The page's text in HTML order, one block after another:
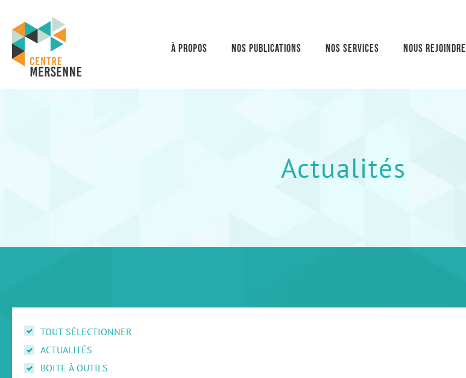
À propos Nos publications Nos services Nous rejoindre
Actualités
TOUT SÉLECTIONNER
ACTUALITÉS
BOITE À OUTILS